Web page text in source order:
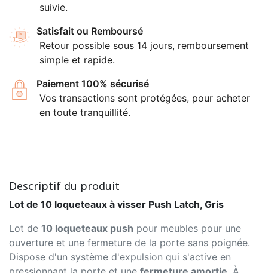
suivie.
Satisfait ou Remboursé
Retour possible sous 14 jours, remboursement
simple et rapide.
Paiement 100% sécurisé
Vos transactions sont protégées, pour acheter
en toute tranquillité.
Descriptif du produit
Lot de 10 loqueteaux à visser Push Latch, Gris
Lot de 10 loqueteaux push pour meubles pour une
ouverture et une fermeture de la porte sans poignée.
Dispose d'un système d'expulsion qui s'active en